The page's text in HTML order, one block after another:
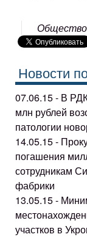
Общество
Новости
07.06.15 - В
млн рублей
патологии
14.05.15 -
погашения
сотрудникам
фабрики
13.05.15 -
участков в